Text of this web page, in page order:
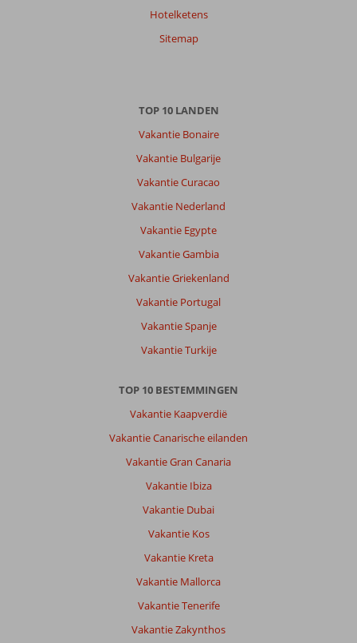
Hotelketens
Sitemap
TOP 10 LANDEN
Vakantie Bonaire
Vakantie Bulgarije
Vakantie Curacao
Vakantie Nederland
Vakantie Egypte
Vakantie Gambia
Vakantie Griekenland
Vakantie Portugal
Vakantie Spanje
Vakantie Turkije
TOP 10 BESTEMMINGEN
Vakantie Kaapverdië
Vakantie Canarische eilanden
Vakantie Gran Canaria
Vakantie Ibiza
Vakantie Dubai
Vakantie Kos
Vakantie Kreta
Vakantie Mallorca
Vakantie Tenerife
Vakantie Zakynthos